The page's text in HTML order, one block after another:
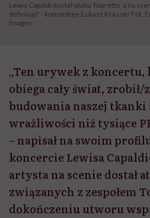
Lewis Capaldi dostał ataku Tourette`a na
definiuje" - komentuje Łukasz Krasoń/ Fot.
Images
„Ten urywek z koncertu,
obiega cały świat,
budowania naszej tkanki
wrażliwości niż tysiące
– napisał na swoim
koncercie Lewisa
artysta na scenie dostał
związanych z zespołem
dokończeniu utworu